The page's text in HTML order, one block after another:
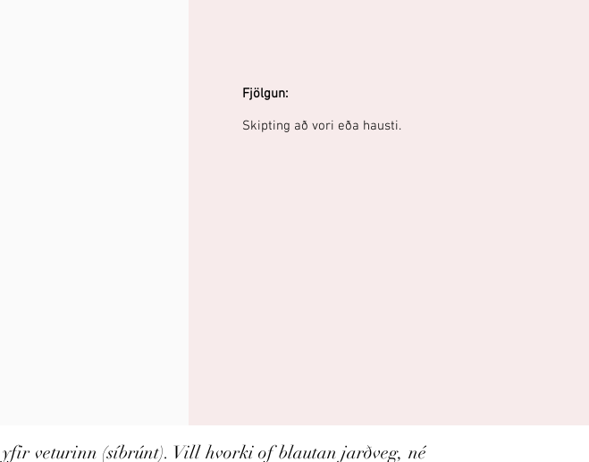
Fjölgun:
Skipting að vori eða hausti.
veturinn (síbrúnt). Vill hvorki of blautan jarðveg, né